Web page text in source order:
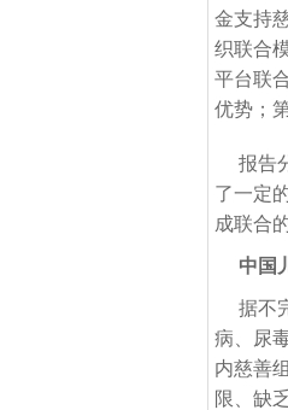
金支持
织联合
平台联
优势；
报告
了一定
成联合
中国
据不
病、尿
内慈善
限、缺